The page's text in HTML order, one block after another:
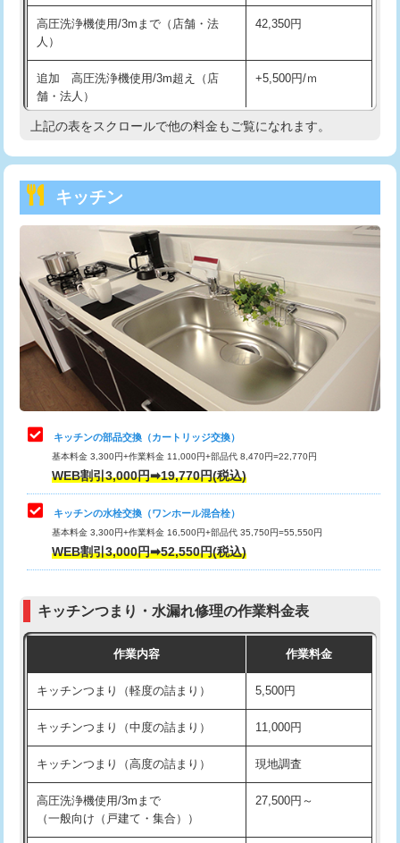
持込商品取付（単水栓） 13,200円
持込商品取付（混合水栓）
持込商品取付（浄水器・分岐水栓） 16,500円
持込商品取付（温水洗浄便座） 22,000円
持込商品取付（普通便座⇔温水洗浄便
22,000円
給水管工事※（ホール加工)
給水管工事※（バンド止め) 3,300円
給水管工事※（支持金具設置) 5,500円
給水管工事※（保温材使用（バンド止
め込み）)
5,500円
給水管工事※（土の掘削・埋め戻し作
11,000円
給水管工事※（塩ビ管（VP・HI）使
用/3ｍまで)
給水管工事※（塩ビ管（VP・HI）使
用（追加）/3ｍ超え)
給水管工事※（ライニング鋼管・銅
管・ポリ管・HT管使用/3ｍまで)
44,000円
管・ポリ管・HT管使用/3ｍ超え)
排水管工事（土の掘削・埋め戻し作
11,000円~
排水管工事（排水管工事/3ｍまで） 55,000円
排水管工事（追加 排水管工事/3ｍ超
+11,000円
マス交換（土の掘削・埋め戻し作業）
マス交換（深さ50㎝未満）
高圧洗浄機使用/3mまで（店舗・法
人）
42,350円
追加 高圧洗浄機使用/3m超え（店
舗・法人）
+5,500円/ｍ
高度高圧洗浄換 現地調査
トーラー機使用/3mまで
追加トーラー機使用/3m超え +3,300円
カメラ調査 33,000円
桝清掃 8,800円
止水・漏水調査・防水処理・清掃・修
理・調整・分解・加工など（軽作業）
11,000円
止水・漏水調査・防水処理・清掃・修
理・調整・分解・加工など（中作業）
22,000円
止水・漏水調査・防水処理・清掃・修
理・調整・分解・加工など（重作業）
33,000円
お風呂タンク脱着
その他部品の脱着
式・ワンホール）)
交換・取付(排水栓・排水トラップ
22,000円+材料費
持込商品取付（単水栓）
上記の表をスクロールで他の料金もご覧になれます。
キッチン
キッチンの部品交換（カートリッジ交換）
基本料金 3,300円+作業料金 11,000円+部品代 8,470円=22,770円
WEB割引3,000円➡19,770円(税込)
キッチンの水栓交換（ワンホール混合栓）
基本料金 3,300円+作業料金 16,500円+部品代 35,750円=55,550円
WEB割引3,000円➡52,550円(税込)
キッチンつまり・水漏れ修理の作業料金表
作業内容 作業料金
キッチンつまり（軽度の詰まり） 5,500円
キッチンつまり（中度の詰まり） 11,000円
キッチンつまり（高度の詰まり） 現地調査
高圧洗浄機使用/3mまで
（一般向け（戸建て・集合））
27,500円～